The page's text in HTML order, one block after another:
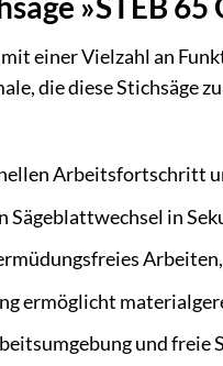
einer Vielzahl an
die diese Stichsäge
Arbeitsfortschritt
Sägeblattwechsel in
Arbeiten,
ermöglicht
und freie